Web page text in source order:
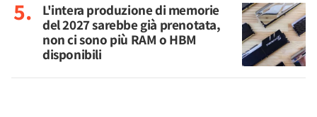
L'intera produzione di memorie
del 2027 sarebbe già prenotata,
non ci sono più RAM o HBM
disponibili